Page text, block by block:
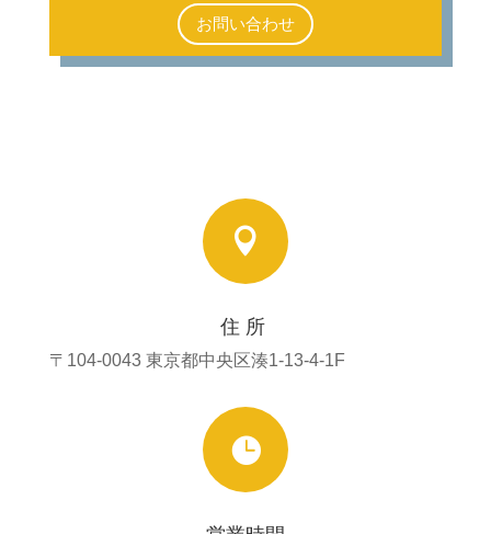
お問い合わせ

住所
〒104-0043 東京都中央区湊1-13-4-1F
